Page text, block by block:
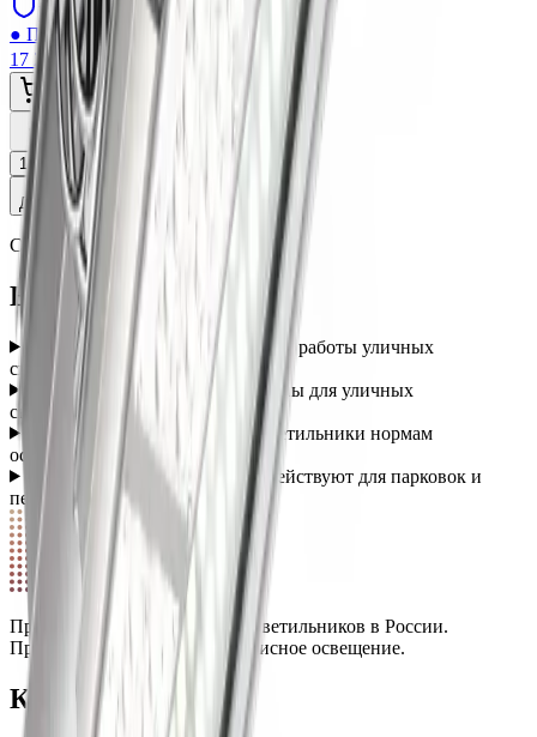
IP67
● Под заказ ~3-5 дней
17 268 ₽
В корзину
Назад
1
... 5
Далее
Страница1 из 5
Вопросы о категории
Какой температурный диапазон работы уличных
светильников?
Какие типы крепления доступны для уличных
светильников? +
Соответствуют ли уличные светильники нормам
освещённости дорог?
Какие нормы освещённости действуют для парковок и
пешеходных зон?
СПЕКТР
Производство светодиодных светильников в России.
Промышленное, уличное и офисное освещение.
Каталог